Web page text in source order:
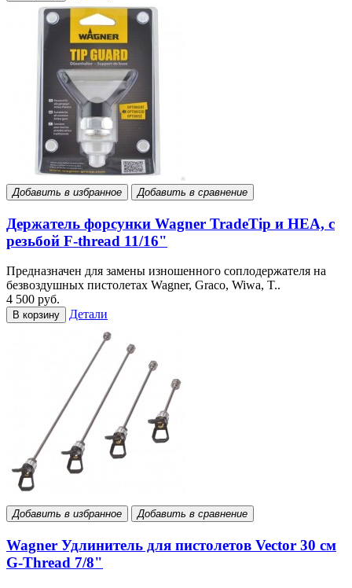
Добавить в избранное Добавить в сравнение
Держатель форсунки Wagner TradeTip и HEA, с
резьбой F-thread 11/16"
Предназначен для замены изношенного соплодержателя на
безвоздушных пистолетах Wagner, Graco, Wiwa, T..
4 500 руб.
В корзину Детали
Добавить в избранное Добавить в сравнение
Wagner Удлинитель для пистолетов Vector 30 см
G-Thread 7/8"